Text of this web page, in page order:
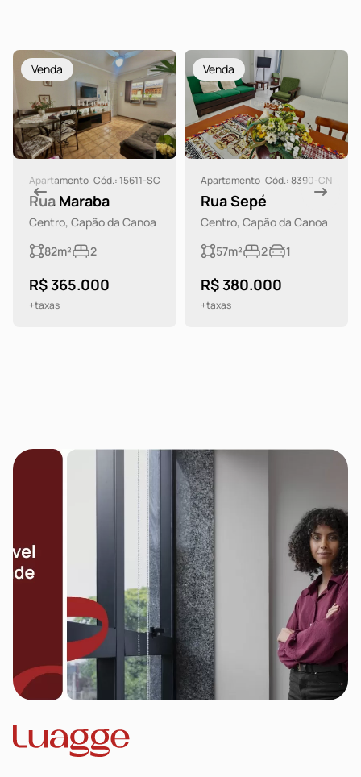
Venda
Apartamento Cód.: 15611-SC
Rua Maraba
Centro, Capão da Canoa
82m²
2
R$ 365.000
+taxas
Venda
Apartamento Cód.: 8390-CN
Rua Sepé
Centro, Capão da Canoa
57m²
2 1
R$ 380.000
+taxas